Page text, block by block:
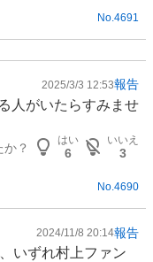
No. 4691
2025/3/3 12:53報告
人がいたらすみませ
？
はい
6
いいえ
3
No.4690
2024/11/8 20:14報告
いずれ村上ファン